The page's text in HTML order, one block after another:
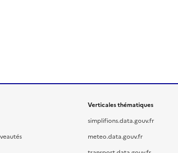
Verticales thématiques
simplifions.data.gouv.fr
meteo.data.gouv.fr